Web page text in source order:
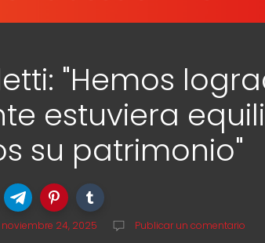
"Hemos
estuviera
su patrimonio"
noviembre 24, 2025 Publicar un comentario